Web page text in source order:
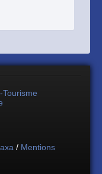
/ Mentions